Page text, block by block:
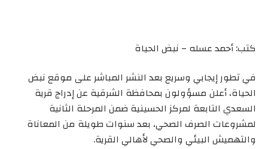
كتب: أحمد عسله – نبض الحياة
في تطور إيجابي وسريع بعد النشر المباشر على موقع نبض
الحياة، أعلن مسؤولون بمحافظة الشرقية عن إدراج قرية
السعدي التابعة لمركز الحسينية ضمن المرحلة الثانية
لمشروعات الصرف الصحي، بعد سنوات طويلة من المعاناة
والتهميش البيئي والصحي لأهالي القرية.